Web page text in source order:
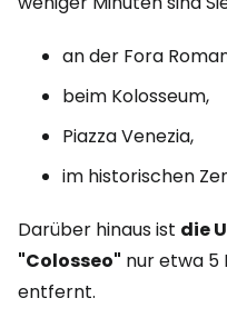
an der Fora
beim Kolosseum,
Piazza Venezia,
im historischen
Darüber hinaus ist die
"Colosseo" nur etwa 5
entfernt.